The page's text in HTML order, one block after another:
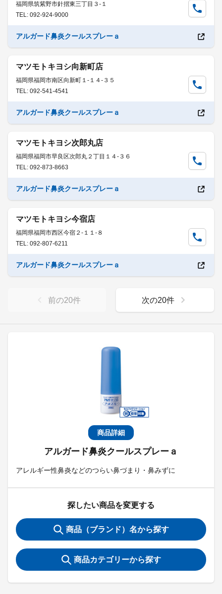
商品詳細
アルガード鼻炎クールスプレーａ
アレルギー性鼻炎などのつらい鼻づまり・鼻みずに
探したい商品を変更する
商品（ブランド）名から探す
商品カテゴリーから探す
福岡県筑紫野市針摺東三丁目３-１
TEL: 092-924-9000
アルガード鼻炎クールスプレーａ
マツモトキヨシ向新町店
福岡県福岡市南区向新町１-１４-３５
TEL: 092-541-4541
アルガード鼻炎クールスプレーａ
マツモトキヨシ次郎丸店
福岡県福岡市早良区次郎丸２丁目１４-３６
TEL: 092-873-8663
アルガード鼻炎クールスプレーａ
マツモトキヨシ今宿店
福岡県福岡市西区今宿２-１１-８
TEL: 092-807-6211
アルガード鼻炎クールスプレーａ
前の20件 次の20件